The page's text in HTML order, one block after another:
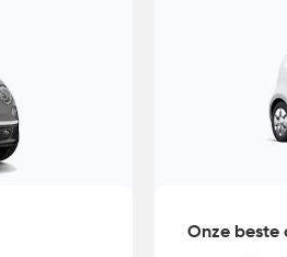
Onze beste